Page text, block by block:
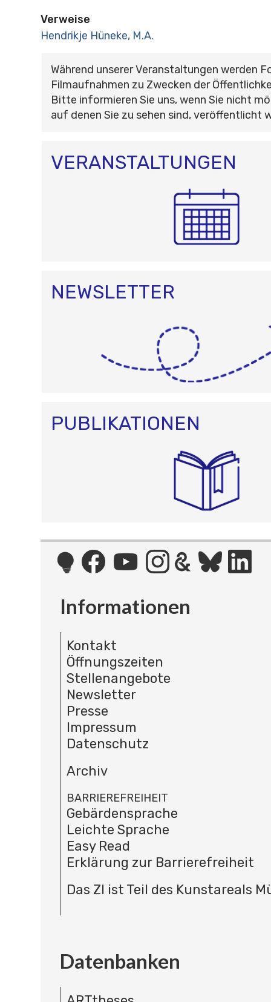
Verweise
Hendrikje Hüneke, M.A.
Während unserer Veranstaltungen werden
Filmaufnahmen zu Zwecken der
Bitte informieren Sie uns, wenn Sie nicht
auf denen Sie zu sehen sind, veröffentlicht
VERANSTALTUNGEN
NEWSLETTER
PUBLIKATIONEN
Informationen
Kontakt
Öffnungszeiten
Stellenangebote
Newsletter
Presse
Impressum
Datenschutz
Archiv
BARRIEREFREIHEIT
Gebärdensprache
Leichte Sprache
Easy Read
Erklärung zur Barrierefreiheit
Das ZI ist Teil des Kunstareals
Datenbanken